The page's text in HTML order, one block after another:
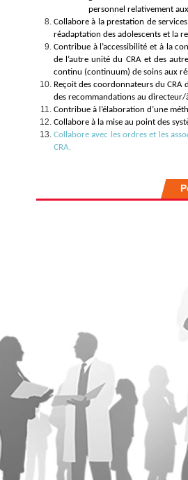
personnel relativement
Collabore à la prestation de
réadaptation des adolescents et la
Contribue à l’accessibilité et à la
de l’autre unité du CRA et des
continu (continuum) de soins aux
Reçoit des coordonnateurs du CRA
des recommandations au
Contribue à l’élaboration d’une
Collabore à la mise au point des
Collabore avec les ordres et les
CRA.